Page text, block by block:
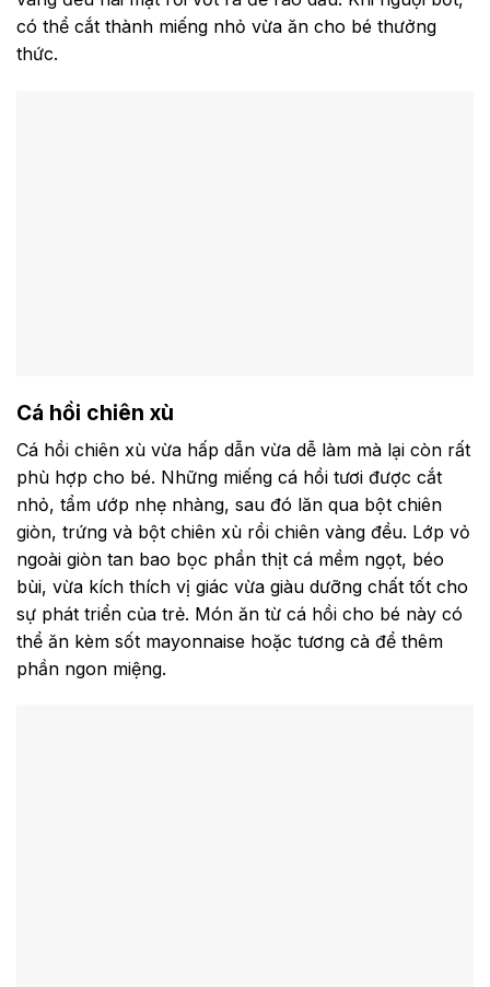
có thể cắt thành miếng nhỏ vừa ăn cho bé thưởng
thức.
Cá hồi chiên xù
Cá hồi chiên xù vừa hấp dẫn vừa dễ làm mà lại còn rất
phù hợp cho bé. Những miếng cá hồi tươi được cắt
nhỏ, tẩm ướp nhẹ nhàng, sau đó lăn qua bột chiên
giòn, trứng và bột chiên xù rồi chiên vàng đều. Lớp vỏ
ngoài giòn tan bao bọc phần thịt cá mềm ngọt, béo
bùi, vừa kích thích vị giác vừa giàu dưỡng chất tốt cho
sự phát triển của trẻ. Món ăn từ cá hồi cho bé này có
thể ăn kèm sốt mayonnaise hoặc tương cà để thêm
phần ngon miệng.